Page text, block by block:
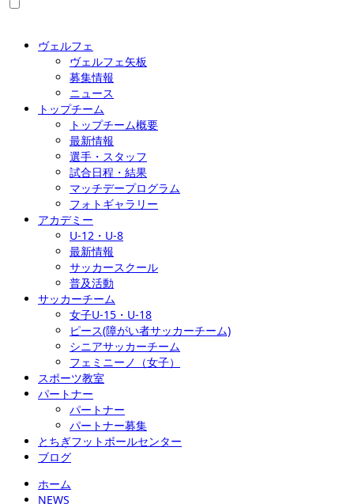
ヴェルフェ
ヴェルフェ矢板
募集情報
ニュース
トップチーム
トップチーム概要
最新情報
選手・スタッフ
試合日程・結果
マッチデープログラム
フォトギャラリー
アカデミー
U-12・U-8
最新情報
サッカースクール
普及活動
サッカーチーム
女子U-15・U-18
ピース(障がい者サッカーチーム)
シニアサッカーチーム
フェミニーノ（女子）
スポーツ教室
パートナー
パートナー
パートナー募集
とちぎフットボールセンター
ブログ
ホーム
NEWS